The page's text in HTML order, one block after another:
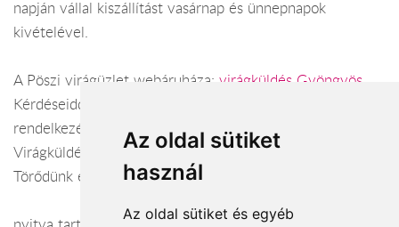
Az oldal sütiket
használ
Az oldal sütiket és egyéb
napján vállal kiszállítást vasárnap és ünnepnapok
kivételével.
A Pöszi virágüzlet webáruháza: virágküldés Gyöngyös
Kérdéseiddel kapcsolatban örömmel állunk
rendelkezésedre.
Virágküldés Gyöngyös
Törődünk egymással